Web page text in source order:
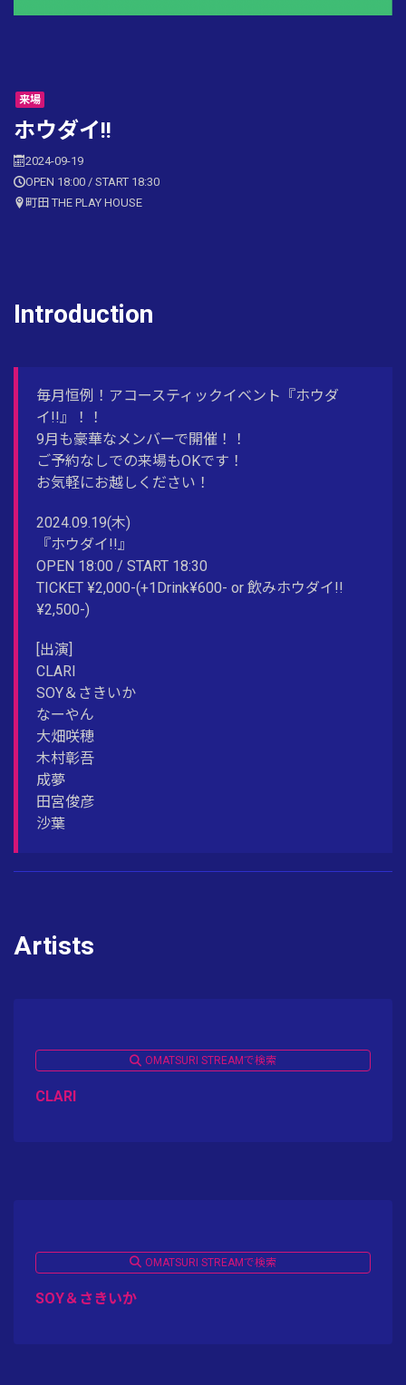
来場
ホウダイ!!
2024-09-19
OPEN 18:00 / START 18:30
町田 THE PLAY HOUSE
Introduction
毎月恒例！アコースティックイベント『ホウダ
イ!!』！！
9月も豪華なメンバーで開催！！
ご予約なしでの来場もOKです！
お気軽にお越しください！
2024.09.19(木)
『ホウダイ!!』
OPEN 18:00 / START 18:30
TICKET ¥2,000-(+1Drink¥600- or 飲みホウダイ!!
¥2,500-)
[出演]
CLARI
SOY＆さきいか
なーやん
大畑咲穂
木村彰吾
成夢
田宮俊彦
沙葉
Artists
OMATSURI STREAMで検索
CLARI
OMATSURI STREAMで検索
SOY＆さきいか